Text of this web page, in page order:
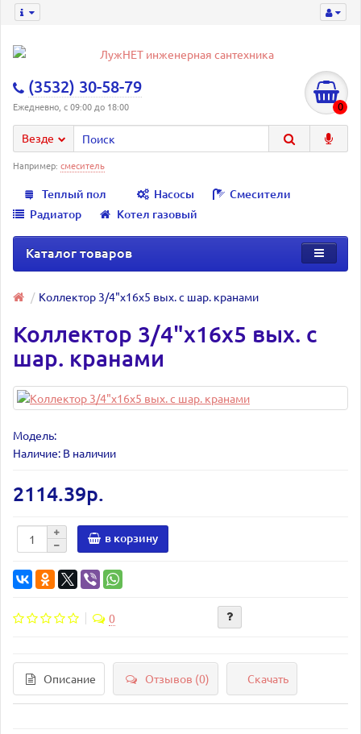
(3532) 30-58-79
Ежедневно, с 09:00 до 18:00 0
Везде
Например: смеситель
Теплый пол Насосы
Смесители
Радиатор
Котел газовый
Каталог товаров
Коллектор 3/4"х16х5 вых. с шар. кранами
Коллектор 3/4"х16х5 вых. с
шар. кранами
Модель:
Наличие: В наличии
2114.39р.
в корзину
0
Описание Отзывов (0) Скачать